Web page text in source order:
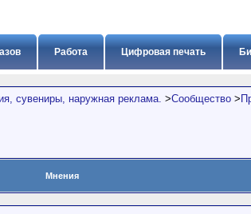
Цифровая печать
Работа
сувениры, наружная реклама. >Сообщество >
Мнения